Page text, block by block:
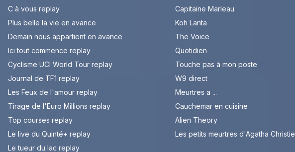
C à vous replay
Plus belle la vie en avance
Demain nous appartient en avance
Ici tout commence replay
Cyclisme UCI World Tour replay
Journal de TF1 replay
Les Feux de l'amour replay
Tirage de l'Euro Millions replay
Top courses replay
Le live du Quinté+ replay
Le tueur du lac replay
Capitaine Marleau
Koh Lanta
The Voice
Quotidien
Touche pas à mon poste
W9 direct
Meurtres a ...
Cauchemar en cuisine
Alien Theory
Les petits meurtres d'Agatha Christie